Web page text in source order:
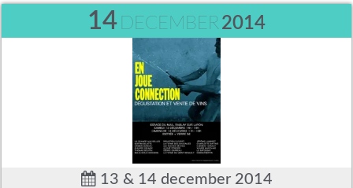
14 DECEMBER2014
13 & 14 december 2014